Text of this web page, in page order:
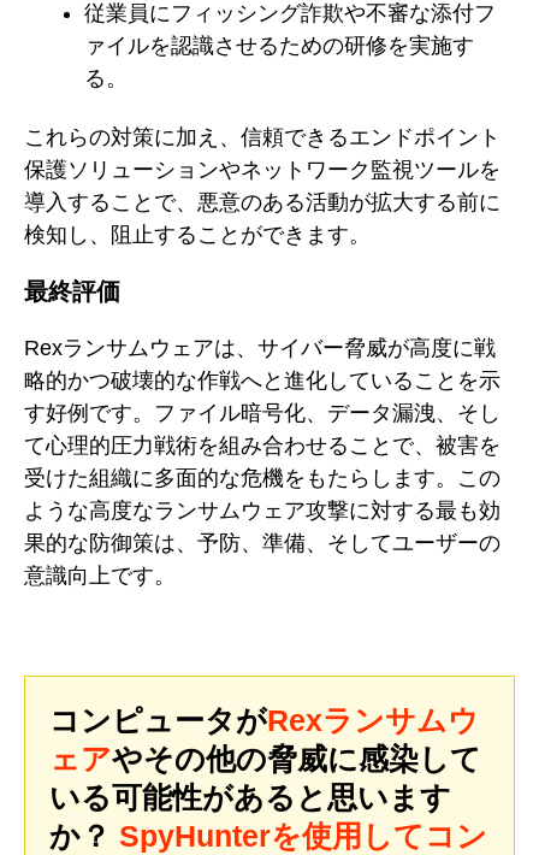
従業員にフィッシング詐欺や不審な添付フ
ァイルを認識させるための研修を実施す
る。
これらの対策に加え、信頼できるエンドポイント
保護ソリューションやネットワーク監視ツールを
導入することで、悪意のある活動が拡大する前に
検知し、阻止することができます。
最終評価
Rexランサムウェアは、サイバー脅威が高度に戦
略的かつ破壊的な作戦へと進化していることを示
す好例です。ファイル暗号化、データ漏洩、そし
て心理的圧力戦術を組み合わせることで、被害を
受けた組織に多面的な危機をもたらします。この
ような高度なランサムウェア攻撃に対する最も効
果的な防御策は、予防、準備、そしてユーザーの
意識向上です。
コンピュータがRexランサムウ
ェアやその他の脅威に感染して
いる可能性があると思います
か？ SpyHunterを使用してコン